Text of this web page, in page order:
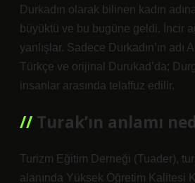
Durkadın olarak bilinen kadın
büyüktü ve bu bugüne geldi. İncir
yanlışlar. Sadece Durkadın’ın adı
Türkçe ve orijinal Durukad’da;
insanlar arasında telaffuz edilir.
Turak’ın anlamı
Turizm Eğitim Derneği (Tuader),
alanında Yüksek Öğretim Kalitesi